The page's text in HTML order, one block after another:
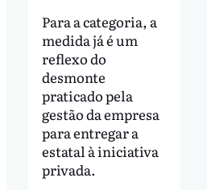
Para a categoria, a
medida já é um
reflexo do
desmonte
praticado pela
gestão da empresa
para entregar a
estatal à iniciativa
privada.